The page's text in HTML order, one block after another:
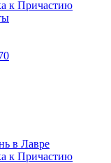
к Причастию
в Лавре
к Причастию